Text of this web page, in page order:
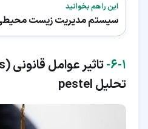
این را هم بخوانید
سیستم مدیریت زیست
۱‏-‏۶‏- تاثیر عوامل قانونی (
تحلیل pestel